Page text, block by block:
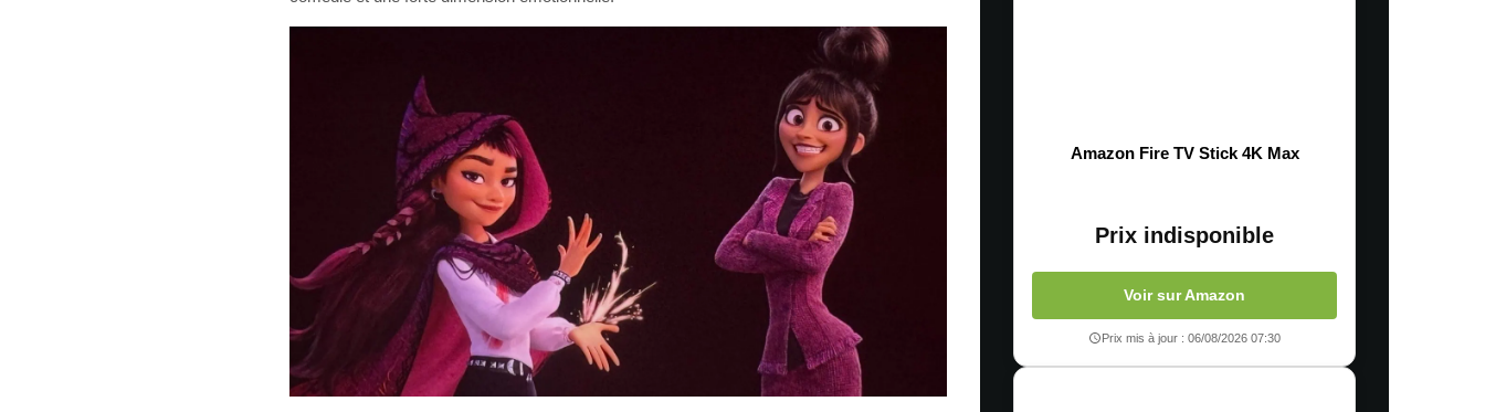
Amazon Fire TV Stick 4K Max
Prix indisponible
Voir sur Amazon
Prix mis à jour : 06/08/2026 07:30